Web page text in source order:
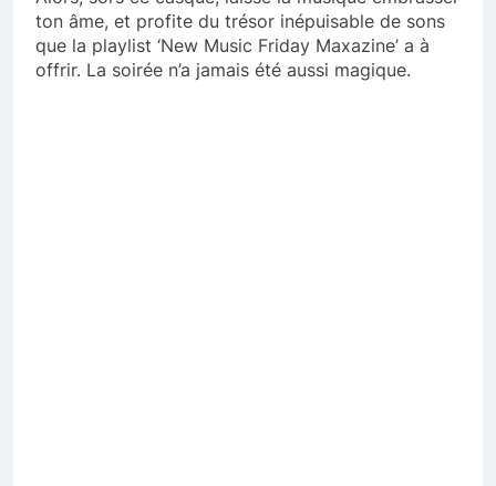
ton âme, et profite du trésor inépuisable de sons
que la playlist ‘New Music Friday Maxazine’ a à
offrir. La soirée n’a jamais été aussi magique.